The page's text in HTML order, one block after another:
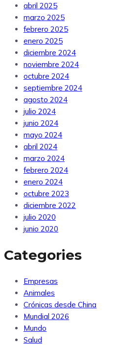
abril 2025
marzo 2025
febrero 2025
enero 2025
diciembre 2024
noviembre 2024
octubre 2024
septiembre 2024
agosto 2024
julio 2024
junio 2024
mayo 2024
abril 2024
marzo 2024
febrero 2024
enero 2024
octubre 2023
diciembre 2022
julio 2020
junio 2020
Categories
Empresas
Animales
Crónicas desde China
Mundial 2026
Mundo
Salud